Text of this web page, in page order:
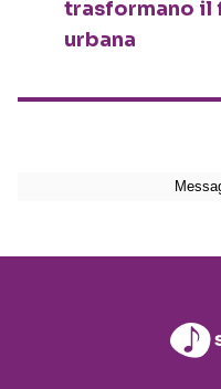
trasformano il
urbana